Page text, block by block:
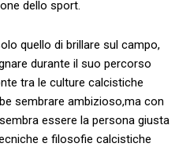
dello ​sport.
quello di⁣ brillare sul campo,
durante il suo percorso
tra le culture calcistiche
sembrare ambizioso,ma​ con
essere‍ la persona⁢ giusta
e filosofie⁤ calcistiche